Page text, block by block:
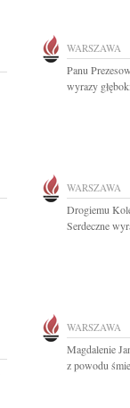
WARSZAWA
Panu
wyrazy
WARSZAWA
Drogiemu
Serdeczne
WARSZAWA
Magdalenie
z powodu